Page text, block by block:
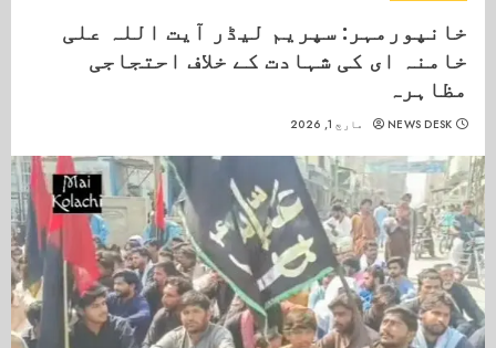
خانپورمہر: سپریم لیڈر آیت اللہ علی
خامنہ ای کی شہادت کے خلاف احتجاجی
مظاہرہ
NEWS DESK مارچ 1, 2026